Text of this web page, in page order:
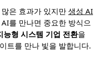
은 효과가 있지만 생성 AI
를 만나면 중요한 방식으
능형 시스템 기업 전환을
트를 만나 빛을 발합니다.